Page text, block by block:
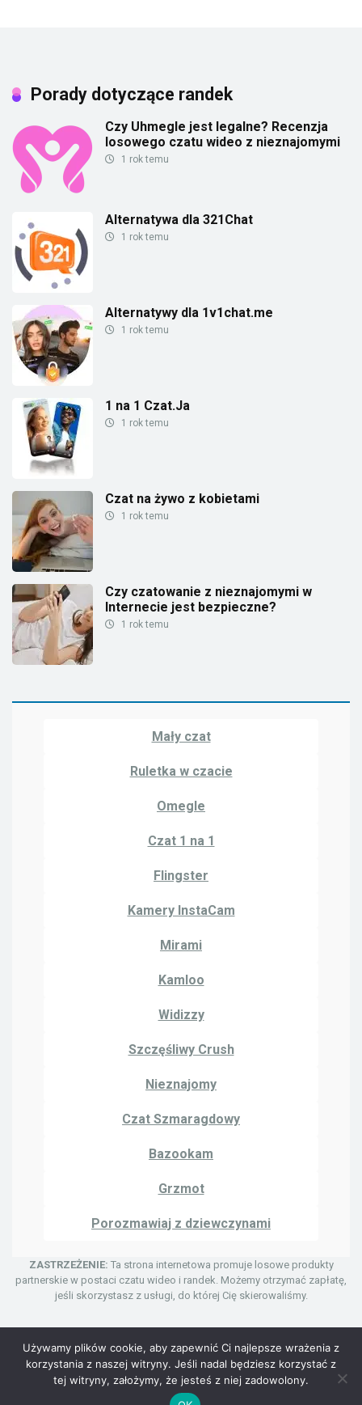
Porady dotyczące randek
Czy Uhmegle jest legalne? Recenzja
losowego czatu wideo z nieznajomymi
1 rok temu
Alternatywa dla 321Chat
1 rok temu
Alternatywy dla 1v1chat.me
1 rok temu
1 na 1 Czat.Ja
1 rok temu
Czat na żywo z kobietami
1 rok temu
Czy czatowanie z nieznajomymi w
Internecie jest bezpieczne?
1 rok temu
Mały czat
Ruletka w czacie
Omegle
Czat 1 na 1
Flingster
Kamery InstaCam
Mirami
Kamloo
Widizzy
Szczęśliwy Crush
Nieznajomy
Czat Szmaragdowy
Bazookam
Grzmot
Porozmawiaj z dziewczynami
ZASTRZEŻENIE: Ta strona internetowa promuje losowe produkty
partnerskie w postaci czatu wideo i randek. Możemy otrzymać zapłatę,
jeśli skorzystasz z usługi, do której Cię skierowaliśmy.
© Prawa autorskie 2024 | Uhmegle Cam
Warunki i postanowienia
Używamy plików cookie, aby zapewnić Ci najlepsze wrażenia z
korzystania z naszej witryny. Jeśli nadal będziesz korzystać z
tej witryny, założymy, że jesteś z niej zadowolony.